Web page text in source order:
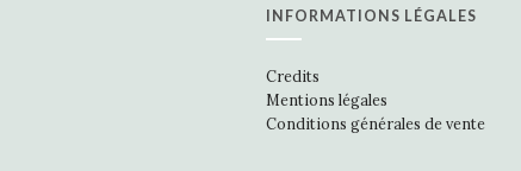
INFORMATIONS LÉGALES
Credits
Mentions légales
Conditions générales de vente